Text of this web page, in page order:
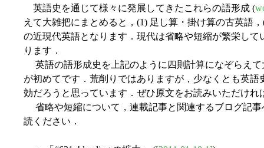
英語史を通じて様々に発展してきたこれらの語形成 (
えて大雑把にまとめると，(1) 足し算・掛け算の古英語
の近現代英語となります．現代は省略や短縮が繁栄し
ります．
英語の語形成史を上記のように四則計算になぞらえ
が初めてです．荒削りではありますが，少なくとも英
効だろうと思っています．ぜひ原文をお読みいただけれ
省略や短縮について，連載記事と関連するブログ記
読ください．